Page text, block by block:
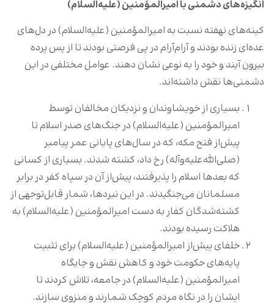
انگیزه‌های دشمنی با امیرالمؤمنین (علیه‌السلام)
کینه‌های نهفته نسبت به امیرالمؤمنین (علیه‌السلام) در دل‌های
عده‌ای زنده بودند و آرام‌آرام در پی فرصتی بودند تا از پس پرده
بیرون آیند و خود را به نوعی نشان دهند. عوامل مختلفی در این
دشمنی‌ها نقش داشته‌اند.
بسیاری از خویشاوندان و نزدیکان مخالفان توسط
امیرالمؤمنین (علیه‌السلام) در جنگ‌های صدر اسلام تا
پیش‌از فتح مکه، که در سال‌های پایانی عمر پیامبر
(صلی‌الله‌علیه‌وآله) رخ داد، کشته شدند. بسیاری از کسانی
که بعدها اسلام را پذیرفتند، پیش‌از آن در سپاه کفر در برابر
مسلمانان می‌جنگیدند. در این نبردها، شمار قابل‌توجهی از
کشته‌شدگان کفار به دست امیرالمؤمنین (علیه‌السلام) به
هلاکت رسیده بودند.
خلفای پیش‌از امیرالمؤمنین (علیه‌السلام) برای تثبیت
پایه‌های حکومت خود و کاهش نقش و جایگاه
امیرالمؤمنین (علیه‌السلام) در جامعه، تلاش کردند تا
ایشان را در نگاه مردم کوچک شمارند و منزوی سازند.